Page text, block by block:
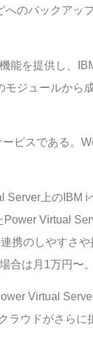
のバックアッ
能を提供し、
ジュールから
ビスである。
上のIBM i
Virtual
携のしやすさ
合は月1万円〜。
Virtual
ウドがさらに